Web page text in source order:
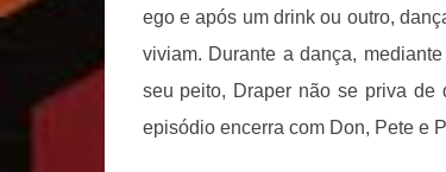
ego e após um drink ou outro,
viviam. Durante a dança,
seu peito, Draper não se priva
episódio encerra com Don, Pete e